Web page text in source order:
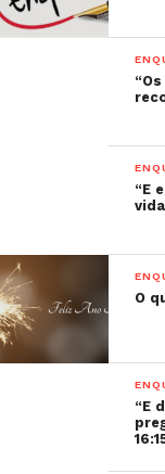
“E
O
“E